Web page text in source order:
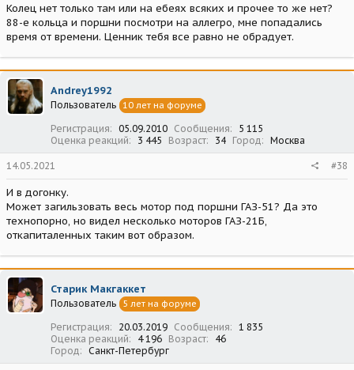
Колец нет только там или на ебеях всяких и прочее то же нет?
88-е кольца и поршни посмотри на аллегро, мне попадались
время от времени. Ценник тебя все равно не обрадует.
Andrey1992
Пользователь 10 лет на форуме
Регистрация 05.09.2010 Сообщения
5 115
Оценка реакций
3 445 Возраст 34 Город Москва
14.05.2021 #38
И в догонку.
Может загильзовать весь мотор под поршни ГАЗ-51? Да это
технопорно, но видел несколько моторов ГАЗ-21Б,
откапиталенных таким вот образом.
Старик Макгаккет
Пользователь 5 лет на форуме
Регистрация 20.03.2019 Сообщения
1 835
Оценка реакций
4 196 Возраст
46
Город
Санкт-Петербург